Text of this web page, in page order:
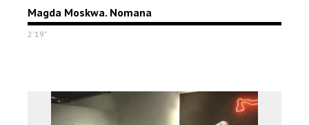
Magda Moskwa. Nomana
2'19"